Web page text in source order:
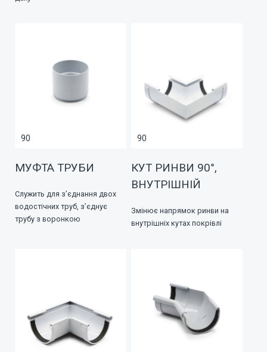
90
МУФТА ТРУБИ
Служить для з’єднання двох
водостічних труб, з’єднує
трубу з воронкою
90
КУТ РИНВИ 90°,
ВНУТРІШНІЙ
Змінює напрямок ринви на
внутрішніх кутах покрівлі